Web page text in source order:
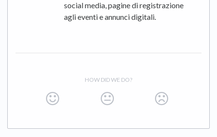
social media, pagine di registrazione
agli eventi e annunci digitali.
HOW DID WE DO?